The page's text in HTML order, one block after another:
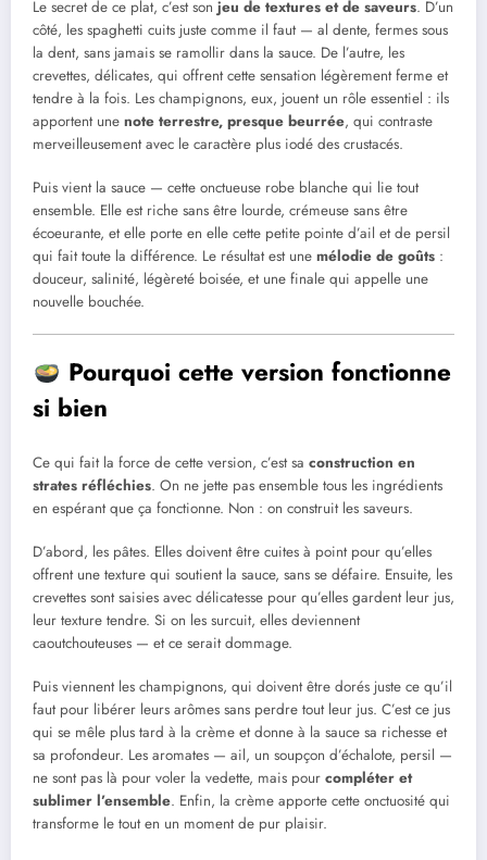
Le secret de ce plat, c’est son jeu de textures et de saveurs. D’un
côté, les spaghetti cuits juste comme il faut — al dente, fermes sous
la dent, sans jamais se ramollir dans la sauce. De l’autre, les
crevettes, délicates, qui offrent cette sensation légèrement ferme et
tendre à la fois. Les champignons, eux, jouent un rôle essentiel : ils
apportent une note terrestre, presque beurrée, qui contraste
merveilleusement avec le caractère plus iodé des crustacés.
Puis vient la sauce — cette onctueuse robe blanche qui lie tout
ensemble. Elle est riche sans être lourde, crémeuse sans être
écoeurante, et elle porte en elle cette petite pointe d’ail et de persil
qui fait toute la différence. Le résultat est une mélodie de goûts :
douceur, salinité, légèreté boisée, et une finale qui appelle une
nouvelle bouchée.
Pourquoi cette version fonctionne
si bien
Ce qui fait la force de cette version, c’est sa construction en
strates réfléchies. On ne jette pas ensemble tous les ingrédients
en espérant que ça fonctionne. Non : on construit les saveurs.
D’abord, les pâtes. Elles doivent être cuites à point pour qu’elles
offrent une texture qui soutient la sauce, sans se défaire. Ensuite, les
crevettes sont saisies avec délicatesse pour qu’elles gardent leur jus,
leur texture tendre. Si on les surcuit, elles deviennent
caoutchouteuses — et ce serait dommage.
Puis viennent les champignons, qui doivent être dorés juste ce qu’il
faut pour libérer leurs arômes sans perdre tout leur jus. C’est ce jus
qui se mêle plus tard à la crème et donne à la sauce sa richesse et
sa profondeur. Les aromates — ail, un soupçon d’échalote, persil —
ne sont pas là pour voler la vedette, mais pour compléter et
sublimer l’ensemble. Enfin, la crème apporte cette onctuosité qui
transforme le tout en un moment de pur plaisir.